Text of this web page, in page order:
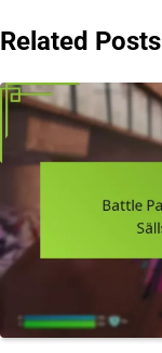
Related Posts